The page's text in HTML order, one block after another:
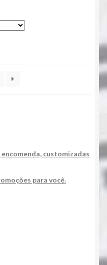
customizadas
para você.